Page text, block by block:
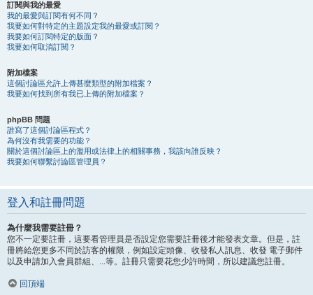
訂閱與我的最愛
我的最愛與訂閱有何不同？
我要如何對特定的主題設定我的最愛或訂閱？
我要如何訂閱特定的版面？
我要如何取消訂閱？
附加檔案
這個討論區允許上傳甚麼類型的附加檔案？
我要如何找到所有我已上傳的附加檔案？
phpBB 問題
誰寫了這個討論區程式？
為何沒有我需要的功能？
關於這個討論區上的濫用或法律上的相關事務，我該向誰反映？
我要如何聯繫討論區管理員？
登入和註冊問題
為什麼我需要註冊？
您不一定要註冊，這要看管理員是否設定您需要註冊後才能發表文章。但是，註
冊將給您更多不同於訪客的權限，例如設定頭像、收發私人訊息、收發 電子郵件
以及申請加入會員群組、...等。註冊只需要花您少許時間，所以建議您註冊。
回頂端